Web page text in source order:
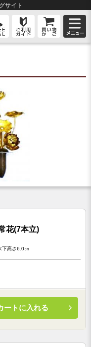
サイト
花(7本立)
高さ6.0㎝
ートに入れる